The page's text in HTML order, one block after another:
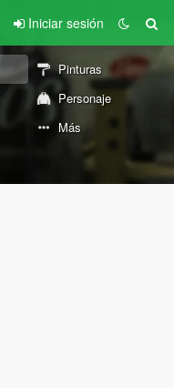
Iniciar sesión
Pinturas
Personaje
Más